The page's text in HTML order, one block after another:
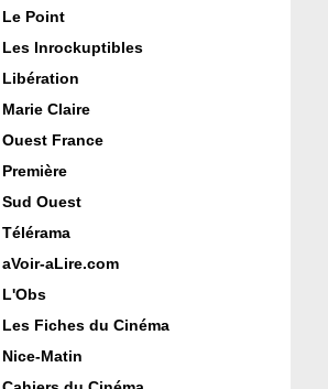
Le Point
Les Inrockuptibles
Libération
Marie Claire
Ouest France
Première
Sud Ouest
Télérama
aVoir-aLire.com
L'Obs
Les Fiches du Cinéma
Nice-Matin